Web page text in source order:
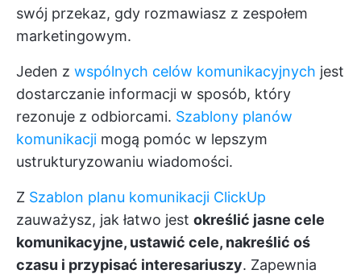
swój przekaz, gdy rozmawiasz z zespołem
marketingowym.
Jeden z wspólnych celów komunikacyjnych jest
dostarczanie informacji w sposób, który
rezonuje z odbiorcami. Szablony planów
komunikacji mogą pomóc w lepszym
ustrukturyzowaniu wiadomości.
Z Szablon planu komunikacji ClickUp
zauważysz, jak łatwo jest określić jasne cele
komunikacyjne, ustawić cele, nakreślić oś
czasu i przypisać interesariuszy. Zapewnia